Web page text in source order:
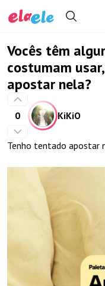
Vocês têm
costumam
apostar nela?
0 KiKiO
Tenho tentado apostar